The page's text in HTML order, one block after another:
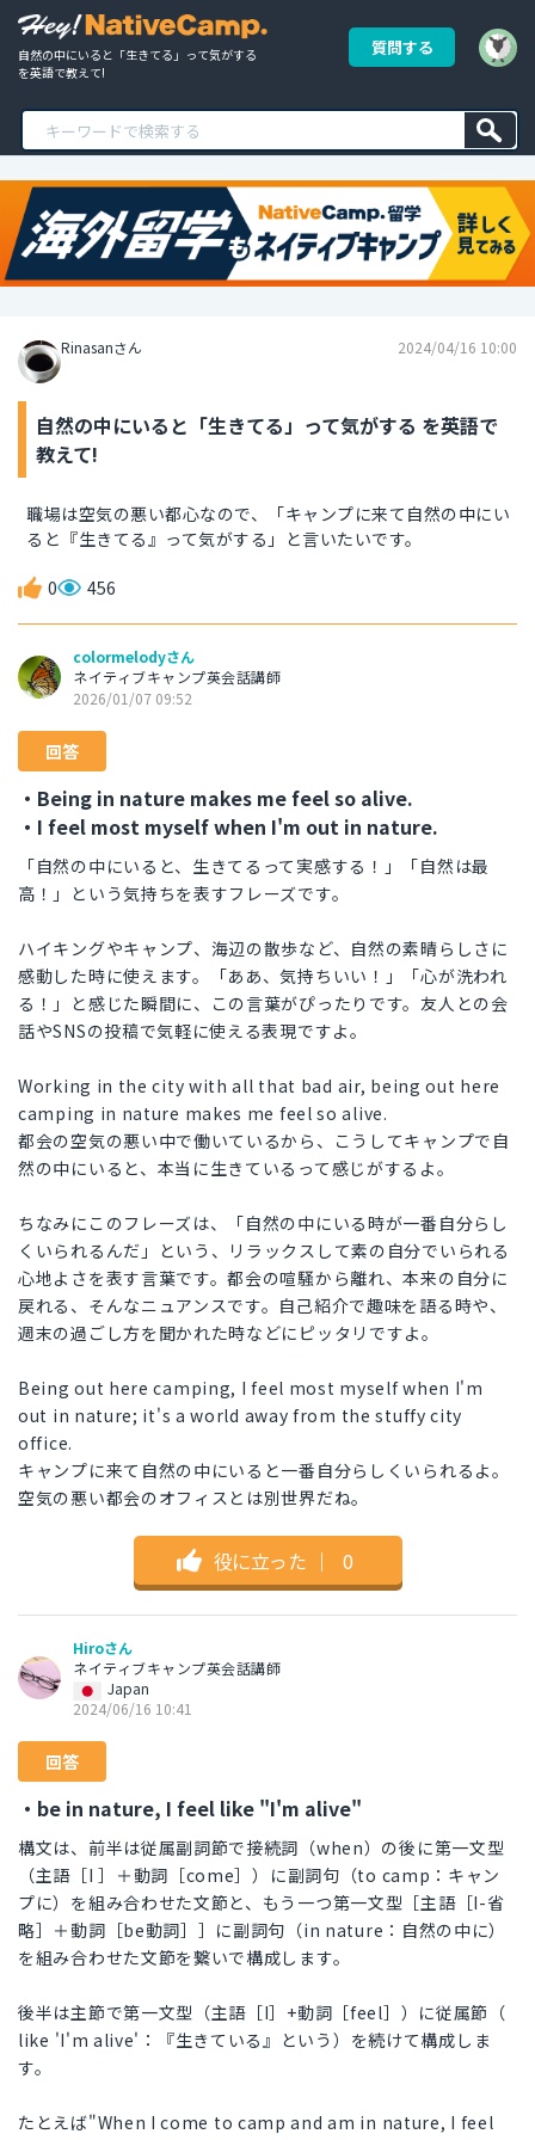
自然の中にいると「生きてる」って気がする
を英語で教えて!
質問する
Rinasanさん 2024/04/16 10:00
自然の中にいると「生きてる」って気がする を英語で
教えて!
職場は空気の悪い都心なので、「キャンプに来て自然の中にい
ると『生きてる』って気がする」と言いたいです。
0 456
colormelodyさん
ネイティブキャンプ英会話講師
2026/01/07 09:52
回答
・Being in nature makes me feel so alive.
・I feel most myself when I'm out in nature.
「自然の中にいると、生きてるって実感する！」「自然は最
高！」という気持ちを表すフレーズです。
ハイキングやキャンプ、海辺の散歩など、自然の素晴らしさに
感動した時に使えます。「ああ、気持ちいい！」「心が洗われ
る！」と感じた瞬間に、この言葉がぴったりです。友人との会
話やSNSの投稿で気軽に使える表現ですよ。
Working in the city with all that bad air, being out here
camping in nature makes me feel so alive.
都会の空気の悪い中で働いているから、こうしてキャンプで自
然の中にいると、本当に生きているって感じがするよ。
ちなみにこのフレーズは、「自然の中にいる時が一番自分らし
くいられるんだ」という、リラックスして素の自分でいられる
心地よさを表す言葉です。都会の喧騒から離れ、本来の自分に
戻れる、そんなニュアンスです。自己紹介で趣味を語る時や、
週末の過ごし方を聞かれた時などにピッタリですよ。
Being out here camping, I feel most myself when I'm
out in nature; it's a world away from the stuffy city
office.
キャンプに来て自然の中にいると一番自分らしくいられるよ。
空気の悪い都会のオフィスとは別世界だね。
役に立った ｜ 0
Hiroさん
ネイティブキャンプ英会話講師
Japan
2024/06/16 10:41
回答
・be in nature, I feel like "I'm alive"
構文は、前半は従属副詞節で接続詞（when）の後に第一文型
（主語［I ］＋動詞［come］）に副詞句（to camp：キャン
プに）を組み合わせた文節と、もう一つ第一文型［主語［I-省
略］＋動詞［be動詞］］に副詞句（in nature：自然の中に）
を組み合わせた文節を繋いで構成します。
後半は主節で第一文型（主語［I］+動詞［feel］）に従属節（
like 'I'm alive'：『生きている』という）を続けて構成しま
す。
たとえば"When I come to camp and am in nature, I feel